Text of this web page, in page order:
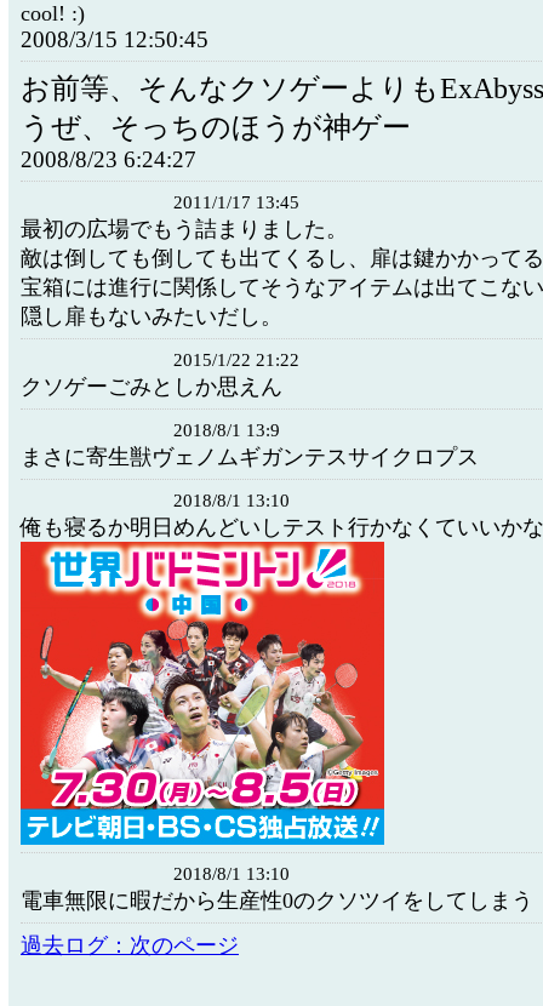
cool! :)
2008/3/15 12:50:45
お前等、そんなクソゲーよりも
うぜ、そっちのほうが神ゲー
2008/8/23 6:24:27
2011/1/17 13:45
最初の広場でもう詰まりました。
敵は倒しても倒しても出てくるし、扉は鍵かかって
宝箱には進行に関係してそうなアイテムは出てこな
隠し扉もないみたいだし。
2015/1/22 21:22
クソゲーごみとしか思えん
2018/8/1 13:9
まさに寄生獣ヴェノムギガンテスサイクロプス
2018/8/1 13:10
俺も寝るか明日めんどいしテスト行かなくていいかな
2018/8/1 13:10
電車無限に暇だから生産性0のクソツイをしてしまう
過去ログ：次のページ